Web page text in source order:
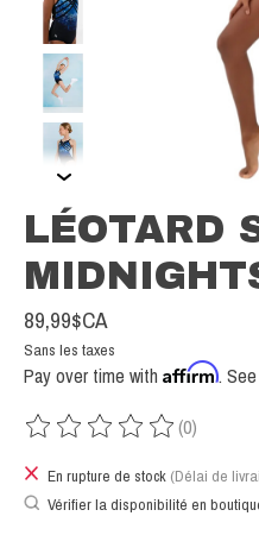
LÉOTARD
89,99$CA
Sans les taxes
Pay over time with Affirm.
Ce produit est évalué à
(0)
En rupture de stock (Délai de
Vérifier la disponibilité en